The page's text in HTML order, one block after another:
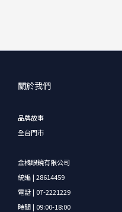
關於我們
品牌故事
全台門市
金橘眼鏡有限公司
統編 | 28614459
電話 | 07-2221229
時間 | 09:00-18:00